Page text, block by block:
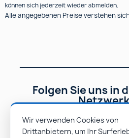
können sich jederzeit wieder abmelden.
Alle angegebenen Preise verstehen
Folgen Sie uns in
Wir verwenden Cookies von
Drittanbietern, um Ihr